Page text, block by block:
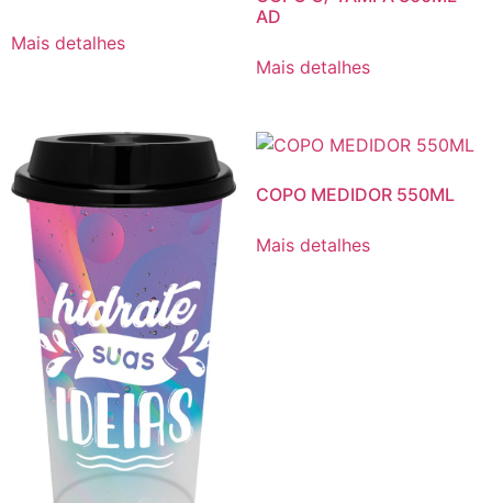
Mais detalhes
AD
Mais detalhes
COPO MEDIDOR 550ML
Mais detalhes